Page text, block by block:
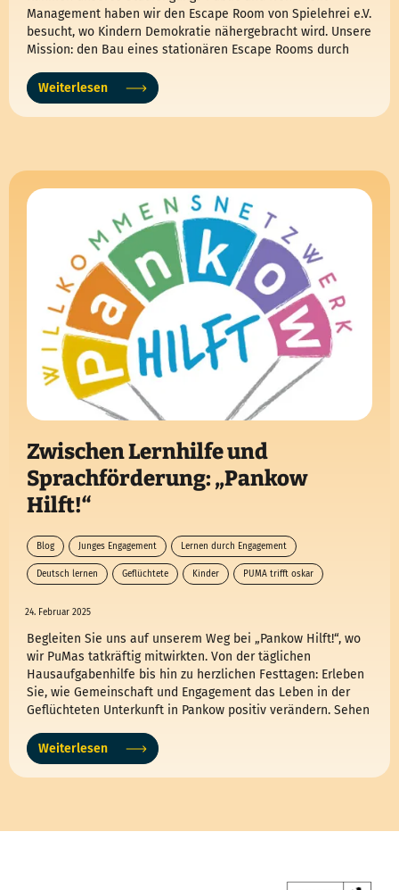
Management haben wir den Escape Room von Spielehrei e.V.
besucht, wo Kindern Demokratie nähergebracht wird. Unsere
Mission: den Bau eines stationären Escape Rooms durch
hilfreiche Tipps für deine eigene Spendenakquise im
Ehrenamt!
Weiterlesen
Zwischen Lernhilfe und
Sprachförderung: „Pankow
Hilft!“
Blog Junges Engagement Lernen durch Engagement
Deutsch lernen Geflüchtete Kinder PUMA trifft oskar
24. Februar 2025
Begleiten Sie uns auf unserem Weg bei „Pankow Hilft!“, wo
wir PuMas tatkräftig mitwirkten. Von der täglichen
Hausaufgabenhilfe bis hin zu herzlichen Festtagen: Erleben
Sie, wie Gemeinschaft und Engagement das Leben in der
Geflüchteten Unterkunft in Pankow positiv verändern. Sehen
Kindern und Jugendlichen Chancen zum Wachsen geboten
werden. Machen Sie mit und erfahren Sie, wie auch Sie ein
Teil dieser bewegenden Unterstützungskreise werden
Weiterlesen